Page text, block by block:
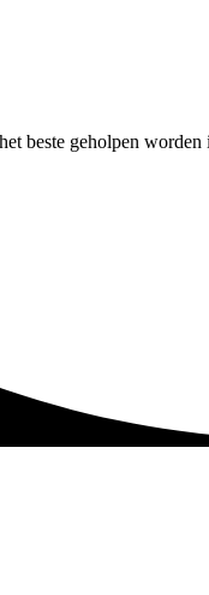
beste geholpen worden